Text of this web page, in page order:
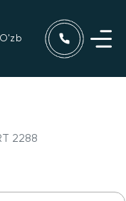
O'zb
2288